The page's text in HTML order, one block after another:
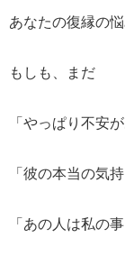
あなたの復縁の
もしも、まだ
「やっぱり不安
「彼の本当の気
「あの人は私の